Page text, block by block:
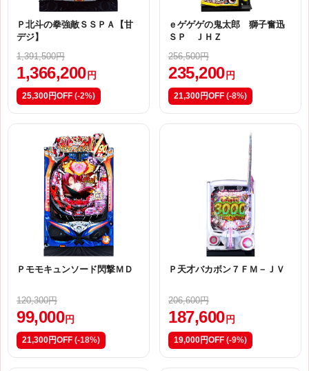
Ｐ北斗の拳強敵ＳＳＰＡ【甘
デジ】
1,391,500円
1,366,200円
25,300円OFF (-2%)
ｅゲゲゲの鬼太郎 獅子奮迅
ＳＰ ＪＨＺ
256,500円
235,200円
21,300円OFF (-8%)
Ｐモモキュンソード閃撃ＭＤ
120,300円
99,000 円
21,300円OFF (-18%)
Ｐ天才バカボン７ＦＭ－ＪＶ
206,600円
187,600 円
19,000円OFF (-9%)